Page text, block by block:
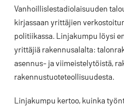
Vanhoillislestadiolaisuuden
kirjassaan yrittäjien
politiikassa. Linjakumpu löysi
yrittäjiä rakennusalalta:
asennus- ja viimeistelytöistä,
rakennustuoteteollisuudesta.
Linjakumpu kertoo, kuinka